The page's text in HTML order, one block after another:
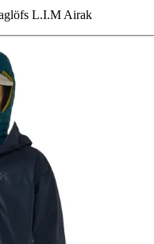
L.I.M Airak